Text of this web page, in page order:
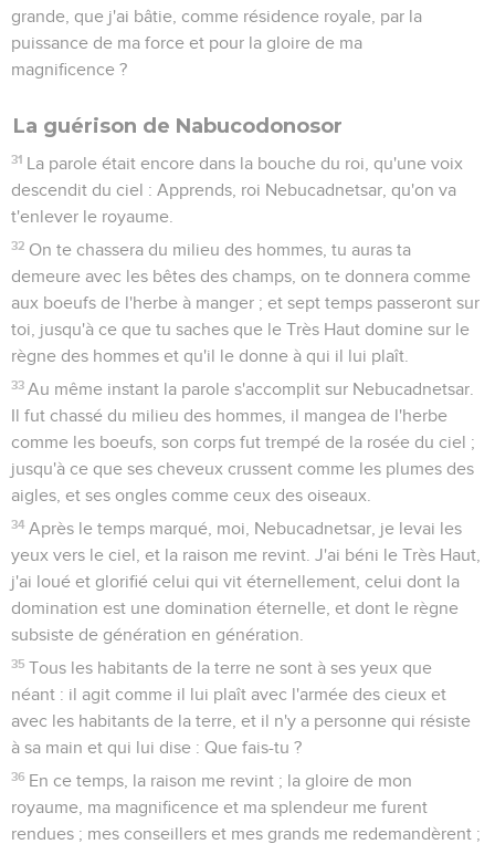
grande, que j'ai bâtie, comme résidence royale, par la
puissance de ma force et pour la gloire de ma
magnificence ?
La guérison de Nabucodonosor
31 La parole était encore dans la bouche du roi, qu'une voix
descendit du ciel : Apprends, roi Nebucadnetsar, qu'on va
t'enlever le royaume.
32 On te chassera du milieu des hommes, tu auras ta
demeure avec les bêtes des champs, on te donnera comme
aux boeufs de l'herbe à manger ; et sept temps passeront sur
toi, jusqu'à ce que tu saches que le Très Haut domine sur le
règne des hommes et qu'il le donne à qui il lui plaît.
33 Au même instant la parole s'accomplit sur Nebucadnetsar.
Il fut chassé du milieu des hommes, il mangea de l'herbe
comme les boeufs, son corps fut trempé de la rosée du ciel ;
jusqu'à ce que ses cheveux crussent comme les plumes des
aigles, et ses ongles comme ceux des oiseaux.
34 Après le temps marqué, moi, Nebucadnetsar, je levai les
yeux vers le ciel, et la raison me revint. J'ai béni le Très Haut,
j'ai loué et glorifié celui qui vit éternellement, celui dont la
domination est une domination éternelle, et dont le règne
subsiste de génération en génération.
35 Tous les habitants de la terre ne sont à ses yeux que
néant : il agit comme il lui plaît avec l'armée des cieux et
avec les habitants de la terre, et il n'y a personne qui résiste
à sa main et qui lui dise : Que fais-tu ?
36 En ce temps, la raison me revint ; la gloire de mon
royaume, ma magnificence et ma splendeur me furent
rendues ; mes conseillers et mes grands me redemandèrent ;